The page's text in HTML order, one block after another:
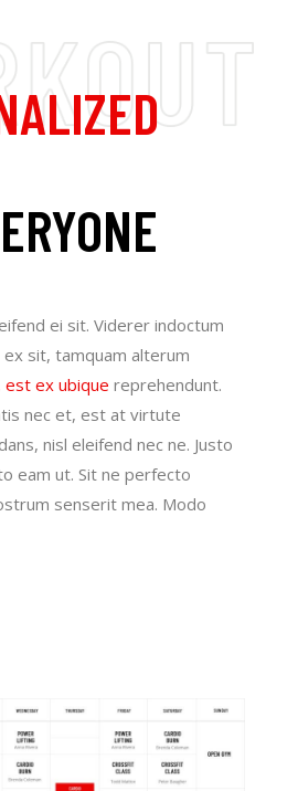
ei sit. Viderer indoctum
sit, tamquam alterum
est ex ubique reprehendunt.
nec et, est at virtute
nisl eleifend nec ne. Justo
eam ut. Sit ne perfecto
senserit mea. Modo